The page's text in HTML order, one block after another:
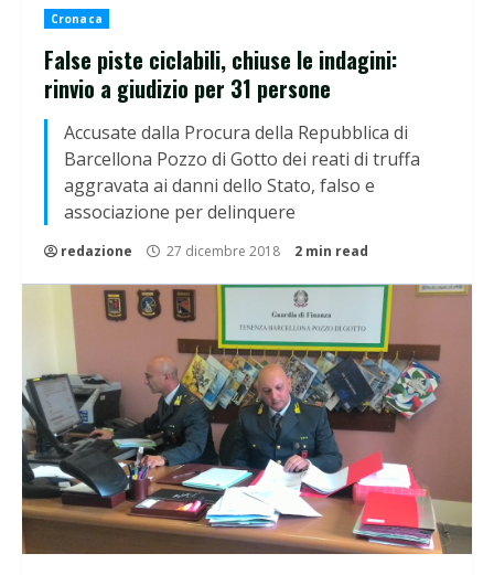
Cronaca
False piste ciclabili, chiuse le indagini:
rinvio a giudizio per 31 persone
Accusate dalla Procura della Repubblica di
Barcellona Pozzo di Gotto dei reati di truffa
aggravata ai danni dello Stato, falso e
associazione per delinquere
redazione 27 dicembre 2018 2 min read